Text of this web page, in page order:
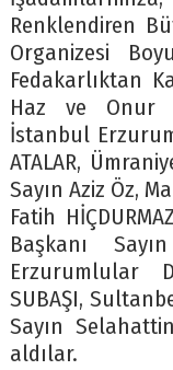
Renklendiren
Organizesi
Fedakarlıktan
Haz ve Onur
İstanbul
ATALAR,
Sayın Aziz Öz,
Fatih
Başkanı
Erzurumlular
SUBAŞI,
Sayın
aldılar.